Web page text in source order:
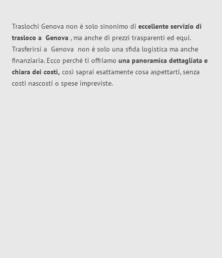
Traslochi Genova non è solo sinonimo di eccellente servizio di
trasloco a Genova , ma anche di prezzi trasparenti ed equi.
Trasferirsi a Genova non è solo una sfida logistica ma anche
finanziaria. Ecco perché ti offriamo una panoramica dettagliata e
chiara dei costi, così saprai esattamente cosa aspettarti, senza
costi nascosti o spese impreviste.